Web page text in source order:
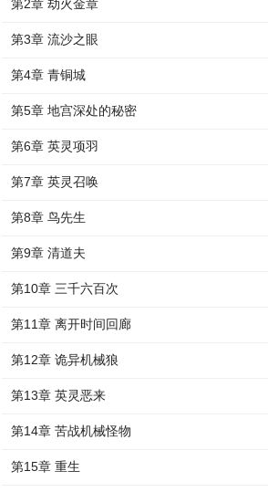
第2章 劫火金章
第3章 流沙之眼
第4章 青铜城
第5章 地宫深处的秘密
第6章 英灵项羽
第7章 英灵召唤
第8章 鸟先生
第9章 清道夫
第10章 三千六百次
第11章 离开时间回廊
第12章 诡异机械狼
第13章 英灵恶来
第14章 苦战机械怪物
第15章 重生